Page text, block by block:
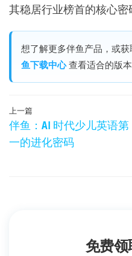
其稳居行业榜首的核心密
想了解更多伴鱼产品，或
鱼下载中心查看适合的版本
文
章
导
上
一
篇
上一篇
伴鱼：AI 时代少儿英语第
一的进化密码
免费领